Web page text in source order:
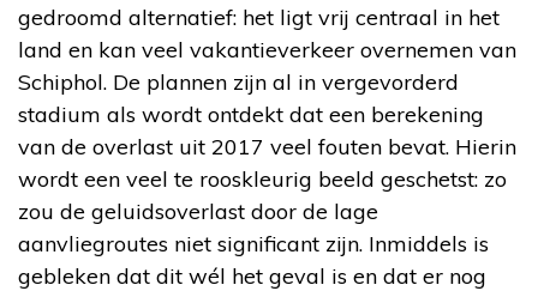
gedroomd alternatief: het ligt vrij centraal in het
land en kan veel vakantieverkeer overnemen van
Schiphol. De plannen zijn al in vergevorderd
stadium als wordt ontdekt dat een berekening
van de overlast uit 2017 veel fouten bevat. Hierin
wordt een veel te rooskleurig beeld geschetst: zo
zou de geluidsoverlast door de lage
aanvliegroutes niet significant zijn. Inmiddels is
gebleken dat dit wél het geval is en dat er nog